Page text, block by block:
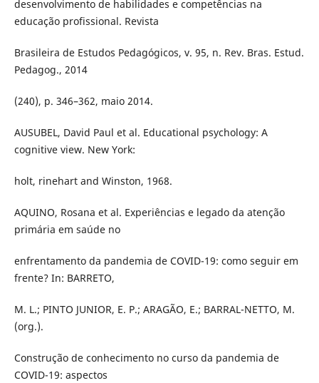
desenvolvimento de habilidades e competências na
educação profissional. Revista
Brasileira de Estudos Pedagógicos, v. 95, n. Rev. Bras. Estud.
Pedagog., 2014
(240), p. 346–362, maio 2014.
AUSUBEL, David Paul et al. Educational psychology: A
cognitive view. New York:
holt, rinehart and Winston, 1968.
AQUINO, Rosana et al. Experiências e legado da atenção
primária em saúde no
enfrentamento da pandemia de COVID-19: como seguir em
frente? In: BARRETO,
M. L.; PINTO JUNIOR, E. P.; ARAGÃO, E.; BARRAL-NETTO, M.
(org.).
Construção de conhecimento no curso da pandemia de
COVID-19: aspectos